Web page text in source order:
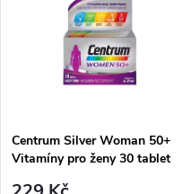
Centrum Silver Woman 50+
Vitamíny pro ženy 30 tablet